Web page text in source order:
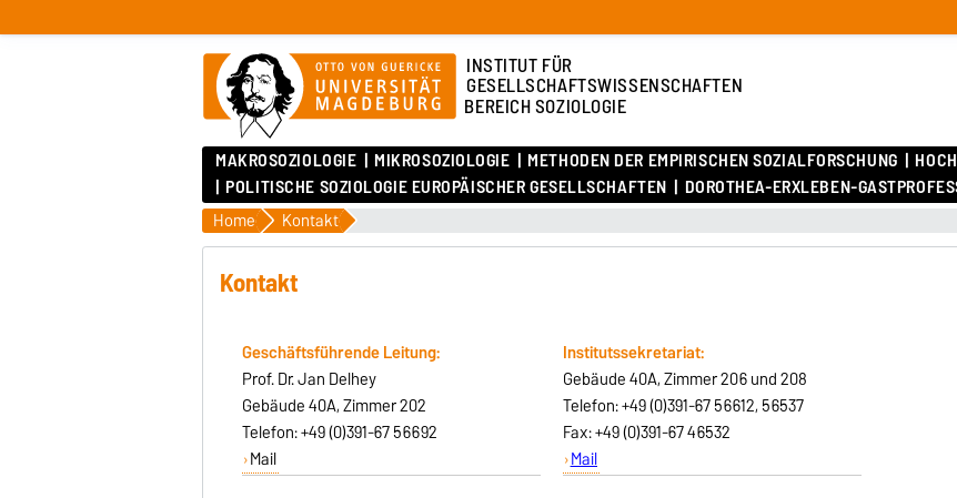
INSTITUT FÜR
GESELLSCHAFTSWISSENSCHAFTEN
BEREICH SOZIOLOGIE
MAKROSOZIOLOGIE MIKROSOZIOLOGIE METHODEN DER EMPIRISCHEN SOZIALFORSCHUNG
POLITISCHE SOZIOLOGIE EUROPÄISCHER GESELLSCHAFTEN
DOROTHEA-ERXLEBEN-
Home Kontakt
Kontakt
Geschäftsführende Leitung:
Prof. Dr. Jan Delhey
Gebäude 40A, Zimmer 202
Telefon: +49 (0)391-67 56692
Mail
Institutssekretariat:
Gebäude 40A, Zimmer 206 und 208
Telefon: +49 (0)391-67 56612, 56537
Fax: +49 (0)391-67 46532
Mail